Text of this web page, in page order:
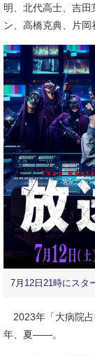
明、北代高士、吉
ン、高橋克典、片
7月12日21時にスタ
2023年「大病院
年、夏――。